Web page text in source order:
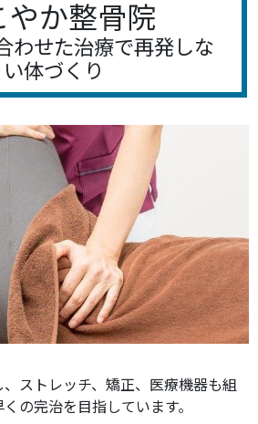
やか整骨院
わせた治療で再発しな
い体づくり
ストレッチ、矯正、医療機器も組
の完治を目指しています。